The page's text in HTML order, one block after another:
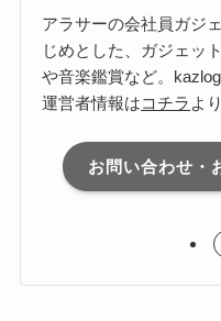
アラサーの会社員ガジ
じめとした、ガジェッ
や音楽鑑賞など。
運営者情報はコチラ より
お問い合わせ・